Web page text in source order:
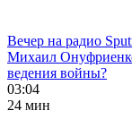
Вечер на радио
Михаил
ведения войны?
03:04
24 мин